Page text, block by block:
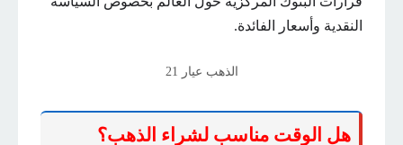
النقدية وأسعار الفائدة.
الذهب عيار 21
هل الوقت مناسب لشراء الذهب؟